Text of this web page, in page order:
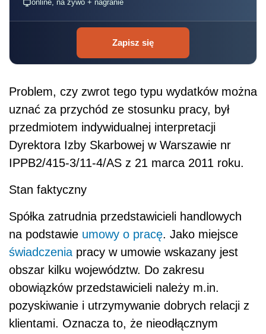
online, na żywo + nagranie
Zapisz się
Problem, czy zwrot tego typu wydatków można
uznać za przychód ze stosunku pracy, był
przedmiotem indywidualnej interpretacji
Dyrektora Izby Skarbowej w Warszawie nr
IPPB2/415-3/11-4/AS z 21 marca 2011 roku.
Stan faktyczny
Spółka zatrudnia przedstawicieli handlowych
na podstawie umowy o pracę. Jako miejsce
świadczenia pracy w umowie wskazany jest
obszar kilku województw. Do zakresu
obowiązków przedstawicieli należy m.in.
pozyskiwanie i utrzymywanie dobrych relacji z
klientami. Oznacza to, że nieodłącznym